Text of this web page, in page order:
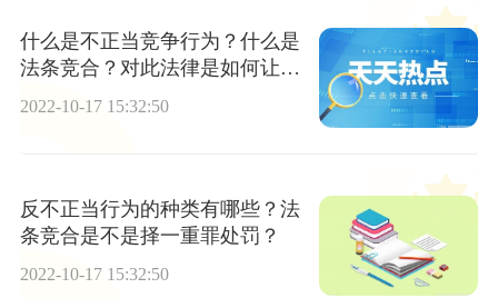
什么是不正当竞争行为？什么是
法条竞合？对此法律是如何让规
2022-10-17 15:32:50
反不正当行为的种类有哪些？法
条竞合是不是择一重罪处罚？
2022-10-17 15:32:50